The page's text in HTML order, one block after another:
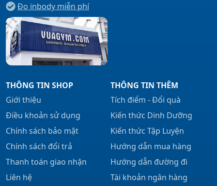
Xem tất cả →
Đo inbody miễn phí
THÔNG TIN SHOP
Giới thiệu
Điều khoản sử dụng
Chính sách bảo mật
Chính sách đổi trả
Thanh toán giao nhận
Liên hệ
THÔNG TIN THÊM
Tích điểm - Đổi quà
Kiến thức Dinh Dưỡng
Kiến thức Tập Luyện
Hướng dẫn mua hàng
Hướng dẫn đường đi
Tài khoản ngân hàng